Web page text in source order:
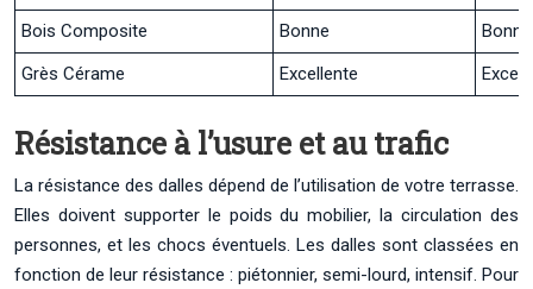
Bois Composite
Bonne
Grès Cérame
Excellente
Résistance à l’usure et au trafic
La résistance des dalles dépend de l’utilisation de votre terrasse.
Elles doivent supporter le poids du mobilier, la circulation des
personnes, et les chocs éventuels. Les dalles sont classées en
fonction de leur résistance : piétonnier, semi-lourd, intensif. Pour